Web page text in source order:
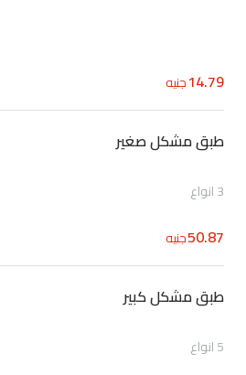
14.79جنيه
طبق مشكل صغير
3 انواع
50.87جنيه
طبق مشكل كبير
5 انواع